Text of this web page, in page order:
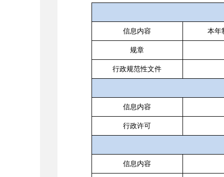
信息内容 本年
规章
行政规范性文件
信息内容
行政许可
信息内容